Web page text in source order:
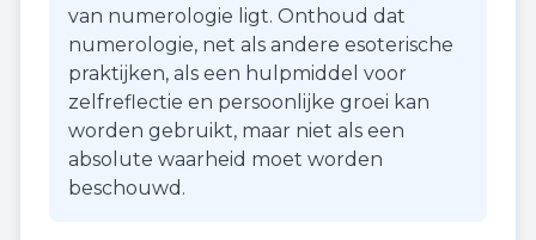
van numerologie ligt. Onthoud dat
numerologie, net als andere esoterische
praktijken, als een hulpmiddel voor
zelfreflectie en persoonlijke groei kan
worden gebruikt, maar niet als een
absolute waarheid moet worden
beschouwd.